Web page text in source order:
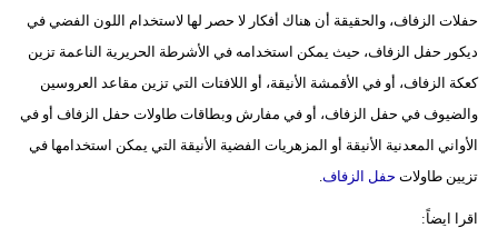
حفلات الزفاف، والحقيقة أن هناك أفكار لا حصر لها لاستخدام اللون الفضي في
ديكور حفل الزفاف، حيث يمكن استخدامه في الأشرطة الحريرية الناعمة تزين
كعكة الزفاف، أو في الأقمشة الأنيقة، أو اللافتات التي تزين مقاعد العروسين
والضيوف في حفل الزفاف، أو في مفارش وبطاقات طاولات حفل الزفاف أو في
الأواني المعدنية الأنيقة أو المزهريات الفضية الأنيقة التي يمكن استخدامها في
تزيين طاولات حفل الزفاف.
اقرا ايضاً: